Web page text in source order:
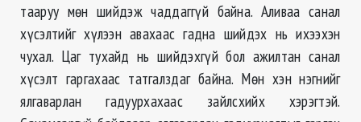
тааруу мөн шийдэж чаддаггүй байна. Аливаа санал
хүсэлтийг хүлээн авахаас гадна шийдэх нь ихээхэн
чухал. Цаг тухайд нь шийдэхгүй бол ажилтан санал
хүсэлт гаргахаас татгалздаг байна. Мөн хэн нэгнийг
ялгаварлан гадуурхахаас зайлсхийх хэрэгтэй.